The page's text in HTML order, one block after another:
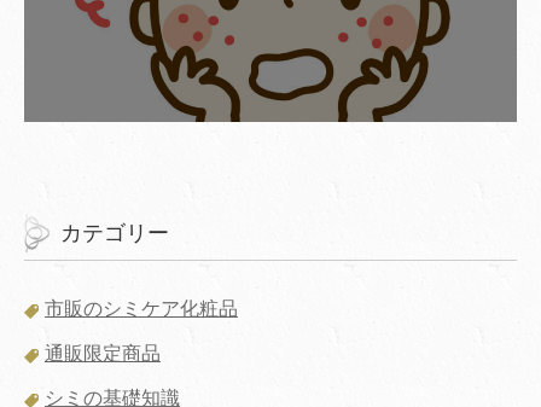
カテゴリー
市販のシミケア化粧品
通販限定商品
シミの基礎知識